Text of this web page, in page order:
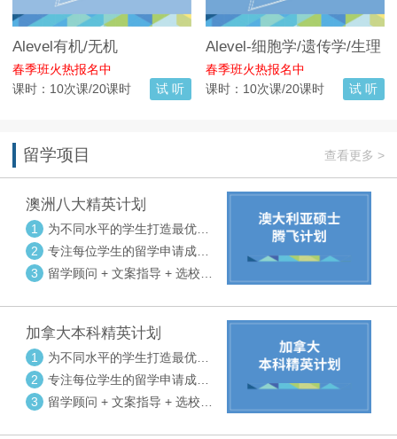
Alevel有机/无机
春季班火热报名中
课时：10次课/20课时
试 听
Alevel-细胞学/遗传学/生理
学/生态学
春季班火热报名中
课时：10次课/20课时
试 听
留学项目 查看更多 >
澳洲八大精英计划
1
为不同水平的学生打造最优选
校方案
2
专注每位学生的留学申请成功
率
3
留学顾问 + 文案指导 + 选校申
加拿大本科精英计划
1
为不同水平的学生打造最优选
校方案
2
专注每位学生的留学申请成功
率
3
留学顾问 + 文案指导 + 选校申